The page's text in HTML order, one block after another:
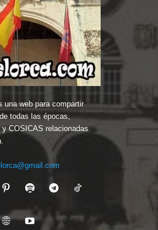
una web para compartir
todas las épocas,
COSICAS relacionadas